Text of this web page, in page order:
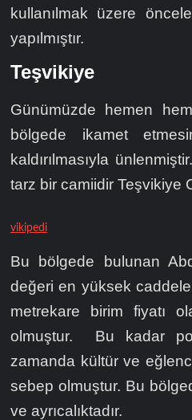
kullanılmak üzere
yapılmıştır.
Teşvikiye
Günümüzde hemen
bölgede ikamet
kaldırılmasıyla
tarz bir camiidir Teşvikiye
vikipedi
Bu bölgede bulunan
değeri en yüksek
metrekare birim fiyatı
olmuştur. Bu kadar
zamanda kültür ve
sebep olmuştur. Bu
ve ayrıcalıktadır.